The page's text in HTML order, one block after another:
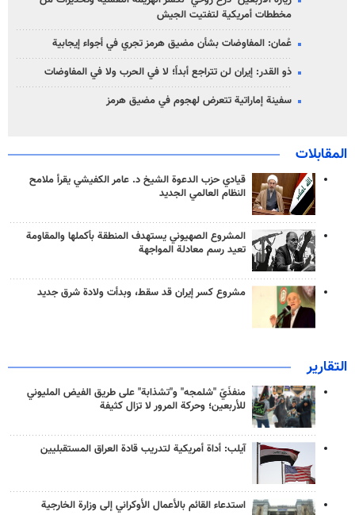
مخططات أمريكية لتفتيت الجيش
عُمان: المفاوضات بشأن مضيق هرمز تجري في أجواء إيجابية
ذو القدر: إيران لن تتراجع أبداً؛ لا في الحرب ولا في المفاوضات
سفينة إماراتية تتعرض لهجوم في مضيق هرمز
المقابلات
قيادي حزب الدعوة الشيخ د. عامر الكفيشي يقرأ ملامح
النظام العالمي الجديد
المشروع الصهيوني يستهدف المنطقة بأكملها والمقاومة
تعيد رسم معادلة المواجهة
مشروع كسر إيران قد سقط، وبدأت ولادة شرق جديد
التقارير
منفذَيّ "شلمجه" و"تشذابة" على طريق الفيض المليوني
للأربعين؛ وحركة المرور لا تزال كثيفة
آيلب: أداة أمريكية لتدريب قادة العراق المستقبليين
استدعاء القائم بالأعمال الأوكراني إلى وزارة الخارجية